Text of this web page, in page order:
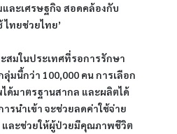
ละเศรษฐกิจ สอดคล้องกับ
ไทยช่วยไทย’
สมในประเทศที่รอการรักษา
มนี้กว่า 100,000 คน การเลือก
มาตรฐานสากล และผลิตได้
รนำเข้า จะช่วยลดค่าใช้จ่าย
ละช่วยให้ผู้ป่วยมีคุณภาพชีวิต